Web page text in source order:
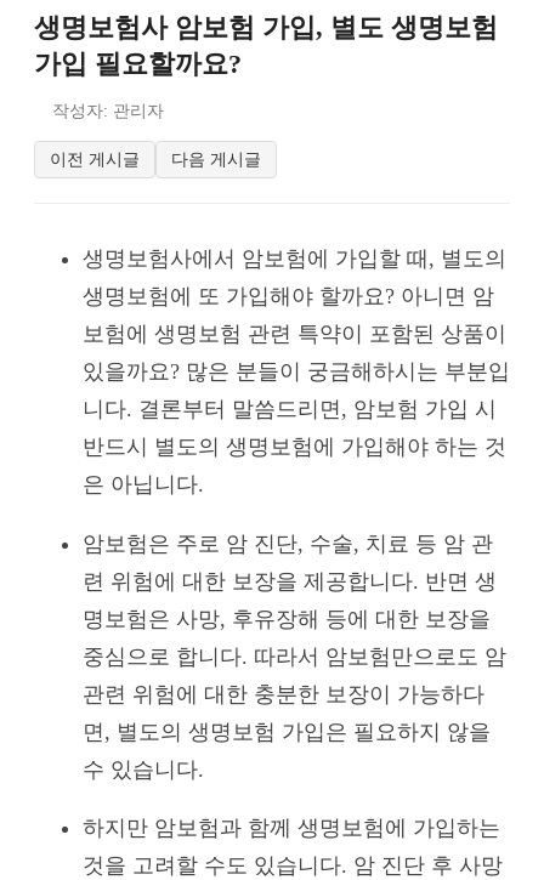
생명보험사 암보험 가입, 별도 생명보험
가입 필요할까요?
작성자: 관리자
이전 게시글 다음 게시글
생명보험사에서 암보험에 가입할 때, 별도의
생명보험에 또 가입해야 할까요? 아니면 암
보험에 생명보험 관련 특약이 포함된 상품이
있을까요? 많은 분들이 궁금해하시는 부분입
니다. 결론부터 말씀드리면, 암보험 가입 시
반드시 별도의 생명보험에 가입해야 하는 것
은 아닙니다.
암보험은 주로 암 진단, 수술, 치료 등 암 관
련 위험에 대한 보장을 제공합니다. 반면 생
명보험은 사망, 후유장해 등에 대한 보장을
중심으로 합니다. 따라서 암보험만으로도 암
관련 위험에 대한 충분한 보장이 가능하다
면, 별도의 생명보험 가입은 필요하지 않을
수 있습니다.
하지만 암보험과 함께 생명보험에 가입하는
것을 고려할 수도 있습니다. 암 진단 후 사망